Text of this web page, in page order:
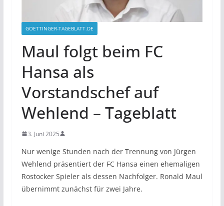
GOETTINGER-TAGEBLATT.DE
Maul folgt beim FC
Hansa als
Vorstandschef auf
Wehlend – Tageblatt
3. Juni 2025
Nur wenige Stunden nach der Trennung von Jürgen
Wehlend präsentiert der FC Hansa einen ehemaligen
Rostocker Spieler als dessen Nachfolger. Ronald Maul
übernimmt zunächst für zwei Jahre.